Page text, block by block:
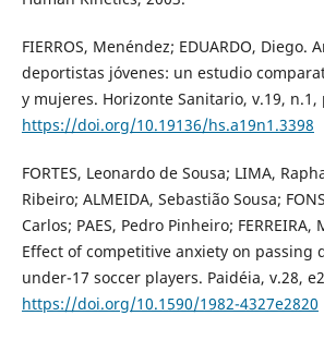
FIERROS, Menéndez; EDUARDO, Diego.
deportistas jóvenes: un estudio
y mujeres. Horizonte Sanitario, v.19, n.1,
https://doi.org/10.19136/hs.a19n1.3398
FORTES, Leonardo de Sousa; LIMA,
Ribeiro; ALMEIDA, Sebastião Sousa;
Carlos; PAES, Pedro Pinheiro;
Effect of competitive anxiety on passing
under-17 soccer players. Paidéia, v.28,
https://doi.org/10.1590/1982-4327e2820